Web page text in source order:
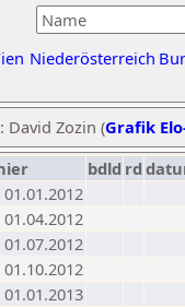
Niederösterreich
David Zozin (Grafik
bdld rd